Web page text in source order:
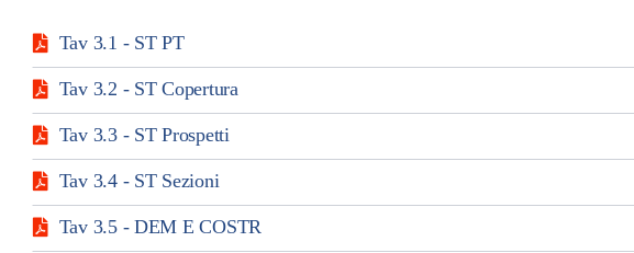
Tav 3.1 - ST PT
Tav 3.2 - ST Copertura
Tav 3.3 - ST Prospetti
Tav 3.4 - ST Sezioni
Tav 3.5 - DEM E COSTR